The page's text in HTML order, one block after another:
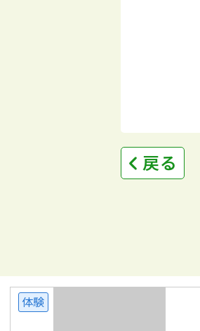
戻る
体験